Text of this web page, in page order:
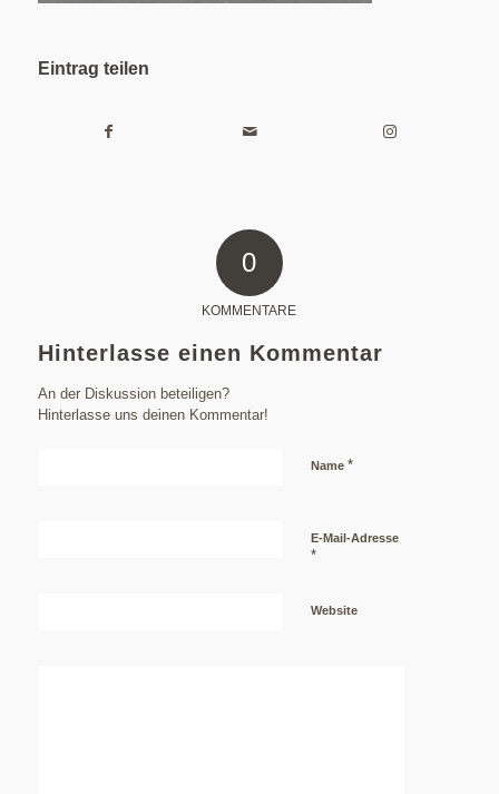
Eintrag teilen
0
KOMMENTARE
Hinterlasse einen Kommentar
An der Diskussion beteiligen?
Hinterlasse uns deinen Kommentar!
Name *
E-Mail-Adresse
*
Website